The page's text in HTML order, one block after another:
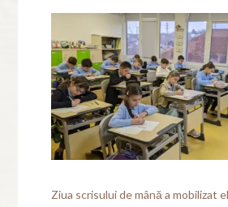
Ziua scrisului de mână a mobilizat